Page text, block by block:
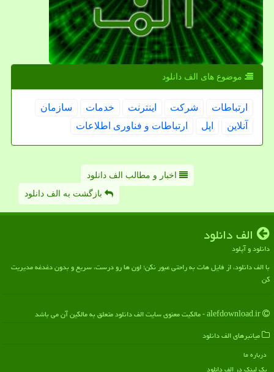
موضوع های الف دانلود
ارتباطات شركت اینترنت خدمات
سازمان
آنلاین
اپل ارتباطات و فناوری اطلاعات
اخبار و مطالب الف دانلود
بازگشت به الف دانلود
الف دانلود
دانلود و آپلود
با الف دانلود، از فایل هات به راحتی عبور نکن؛ اون ها رو درست، سریع و بدون دغدغه مدیریت
کن
میانبرهای الف دانلود
درباره ما
بک لینک در الف دانلود